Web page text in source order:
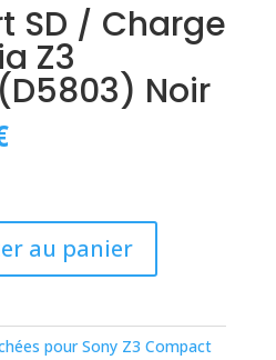
SD / Charge
Z3
Noir
Le
prix
est :
2,90 €.
au panier
pour Sony Z3 Compact